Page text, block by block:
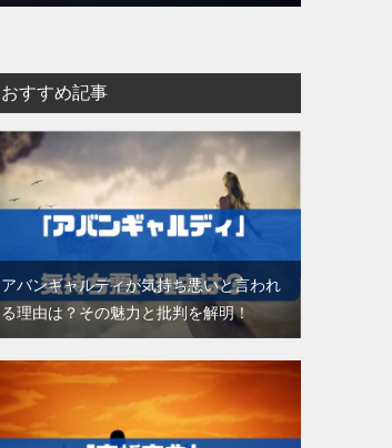
おすすめ記事
アバンギャルディが気持ち悪いと言われ
る理由は？その魅力と批判を解明！